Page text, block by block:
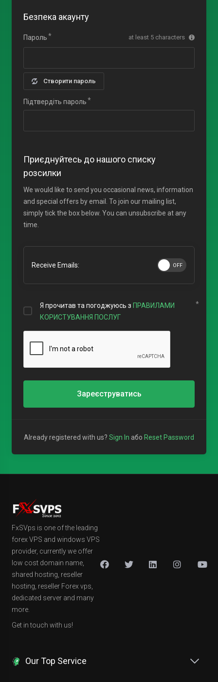
Безпека акаунту
Пароль at least 5 characters
Створити пароль
Підтвердіть пароль
Приєднуйтесь до нашого списку
розсилки
We would like to send you occasional news, information
and special offers by email. To join our mailing list,
simply tick the box below. You can unsubscribe at any
time.
Receive Emails:
Я прочитав та погоджуюсь з ПРАВИЛАМИ
КОРИСТУВАННЯ ПОСЛУГ
Зареєструватись
Already registered with us? Sign In або Reset Password
FxSVps is one of the leading
forex VPS and windows VPS
provider, currently we offer
low cost domain name,
shared hosting, reseller
hosting, reseller Forex vps,
dedicated server and many
more.
Get in touch with us!
Our Top Service